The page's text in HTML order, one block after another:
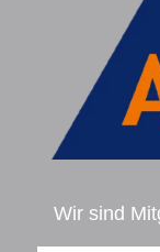
Wir sind